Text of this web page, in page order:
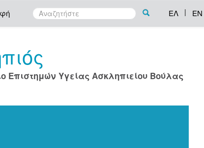
ΕΛ | EN
Επιστημών Υγείας Ασκληπιείου Βούλας